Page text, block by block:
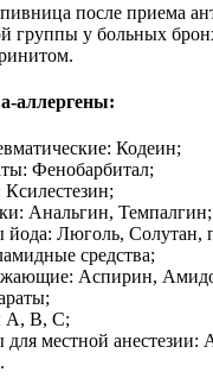
после приема
группы у больных
аллергены:
Кодеин;
Фенобарбитал;
Анальгин, Темпалгин;
йода: Люголь, Солутан,
средства;
Аспирин,
А, В, С;
для местной анестезии: